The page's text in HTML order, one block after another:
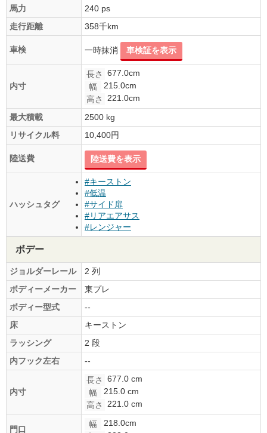
馬力
240 ps
走行距離
358千km
車検 一時抹消 車検証を表示
内寸
長さ
677.0cm
幅
215.0cm
高さ
221.0cm
最大積載
2500 kg
リサイクル料
10,400円
陸送費 陸送費を表示
ハッシュタグ
#キーストン
#低温
#サイド扉
#リアエアサス
#レンジャー
ボデー
ジョルダーレール
2 列
ボディーメーカー
東プレ
ボディー型式
--
床
キーストン
ラッシング
2 段
内フック左右
--
内寸
長さ
677.0 cm
幅
215.0 cm
高さ
221.0 cm
門口
幅
218.0cm